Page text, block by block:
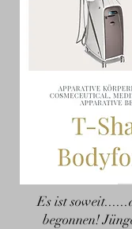
Es ist
begonnen!